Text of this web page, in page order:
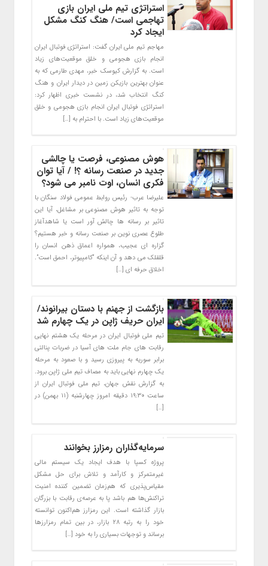
استراتژی تیم ملی ایران بازی
تهاجمی است/ هنگ کنگ مشکل
ایجاد کرد
مهاجم تیم ملی ایران گفت: استراتژی فوتبال ایران
انجام بازی هجومی و خلق موقعیت‌های زیاد
است. به گزارش کیوسک خبر، مهدی طارمی که به
عنوان بهترین بازیکن زمین در دیدار ایران و هنگ
کنگ انتخاب شد، در نشست خبری اظهار کرد:
استراتژی فوتبال ایران انجام بازی هجومی و خلق
موقعیت‌های زیاد است. با احترام به […]
هوش مصنوعی، فرصت یا چالشی
جدید در صنعت رسانه ؟! / آیا توان
فکری انسان، اوت نامبر می شود؟
علیرضا عرب- رئیس روابط عمومی فولاد سنگان با
توجه به تاثیر هوش مصنوعی بر مشاغل، آیا این
تاثیر بر رسانه ها چالش آور است یا شاهدآغاز
طلوع عصری نوین بر صنعت رسانه و خبر هستیم؟
گزاره ای عجیب، همواره اعماق ذهن انسان را
قلقلک می دهد و آن اینکه “کامپیوتر، احمق است”.
اخلاق حرفه ای […]
بازگشت از جهنم با دستان بیرانوند/
ایران حریف ژاپن در یک چهارم شد
تیم ملی فوتبال ایران در مرحله یک هشتم نهایی
رقابت های جام ملت های آسیا در ضربات پنالتی
برابر سوریه به پیروزی رسید و با صعود به مرحله
یک چهارم نهایی باید به مصاف تیم ملی ژاپن برود.
به گزارش نقش جهان، تیم ملی فوتبال ایران از
ساعت ۱۹:۳۰ دقیقه امروز چهارشنبه (۱۱ بهمن) در
[…]
سرمایه‌گذاران رمزارز بخوانند
پروژه کسپا با هدف ایجاد یک سیستم مالی
غیرمتمرکز و کارآمد و تلاش برای حل مشکل
مقیاس‌پذیری که هم‌زمان تضمین کننده امنیت
تراکنش‌ها هم باشد پا به عرصه‌ی رقابت با بزرگان
بازار گذاشته است. این رمزارز هم‌اکنون توانسته
خود را به رتبه ۲۸ بازار، در بین تمام رمزارز‌ها
برساند و توجهات بسیاری را به خود […]